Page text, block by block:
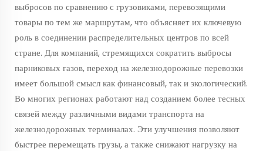
выбросов по сравнению с грузовиками, перевозящими
товары по тем же маршрутам, что объясняет их ключевую
роль в соединении распределительных центров по всей
стране. Для компаний, стремящихся сократить выбросы
парниковых газов, переход на железнодорожные перевозки
имеет большой смысл как финансовый, так и экологический.
Во многих регионах работают над созданием более тесных
связей между различными видами транспорта на
железнодорожных терминалах. Эти улучшения позволяют
быстрее перемещать грузы, а также снижают нагрузку на